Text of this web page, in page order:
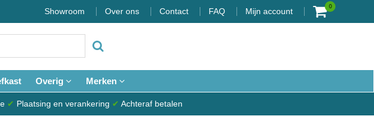
Showroom Over ons Contact FAQ Mijn account
0
Overig Merken
✔ Plaatsing en verankering ✔ Achteraf betalen